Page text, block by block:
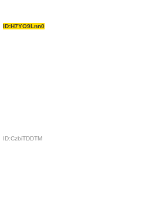
ID:H7YO9Lnn0
ID:CzbiTDDTM